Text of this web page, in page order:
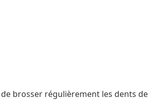
de brosser régulièrement les dents de